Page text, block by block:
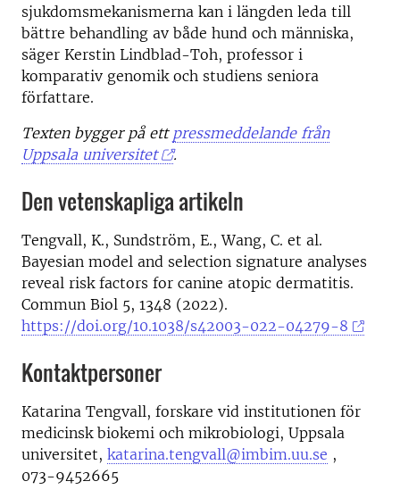
sjukdomsmekanismerna kan i längden leda till
bättre behandling av både hund och människa,
säger Kerstin Lindblad-Toh, professor i
komparativ genomik och studiens seniora
författare.
Texten bygger på ett pressmeddelande från
Uppsala universitet
.
Den vetenskapliga artikeln
Tengvall, K., Sundström, E., Wang, C. et al.
Bayesian model and selection signature analyses
reveal risk factors for canine atopic dermatitis.
Commun Biol 5, 1348 (2022).
https://doi.org/10.1038/s42003-022-04279-8
Kontaktpersoner
Katarina Tengvall, forskare vid institutionen för
medicinsk biokemi och mikrobiologi, Uppsala
universitet, katarina.tengvall@imbim.uu.se ,
073-9452665